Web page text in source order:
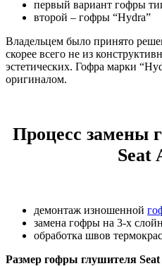
первый вариант гофры
второй – гофры “Hydra”
Владельцем было принято
скорее всего не из
эстетических. Гофра марки
оригиналом.
Процесс замены
Seat
демонтаж изношенной
замена гофры на 3-х
обработка швов
Размер гофры глушителя Seat